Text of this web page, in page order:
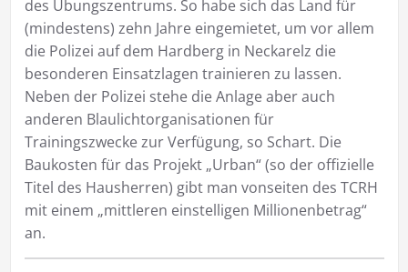
des Übungszentrums. So habe sich das Land für
(mindestens) zehn Jahre eingemietet, um vor allem
die Polizei auf dem Hardberg in Neckarelz die
besonderen Einsatzlagen trainieren zu lassen.
Neben der Polizei stehe die Anlage aber auch
anderen Blaulichtorganisationen für
Trainingszwecke zur Verfügung, so Schart. Die
Baukosten für das Projekt „Urban“ (so der offizielle
Titel des Hausherren) gibt man vonseiten des TCRH
mit einem „mittleren einstelligen Millionenbetrag“
an.